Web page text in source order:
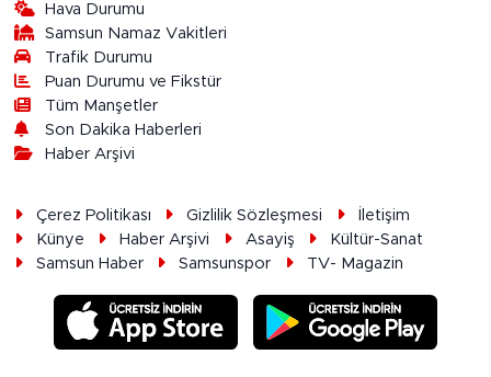
Hava Durumu
Samsun Namaz Vakitleri
Trafik Durumu
Puan Durumu ve Fikstür
Tüm Manşetler
Son Dakika Haberleri
Haber Arşivi
Çerez Politikası Gizlilik Sözleşmesi
İletişim
Künye
Haber Arşivi Asayiş
Kültür-Sanat
Samsun Haber
Samsunspor TV- Magazin